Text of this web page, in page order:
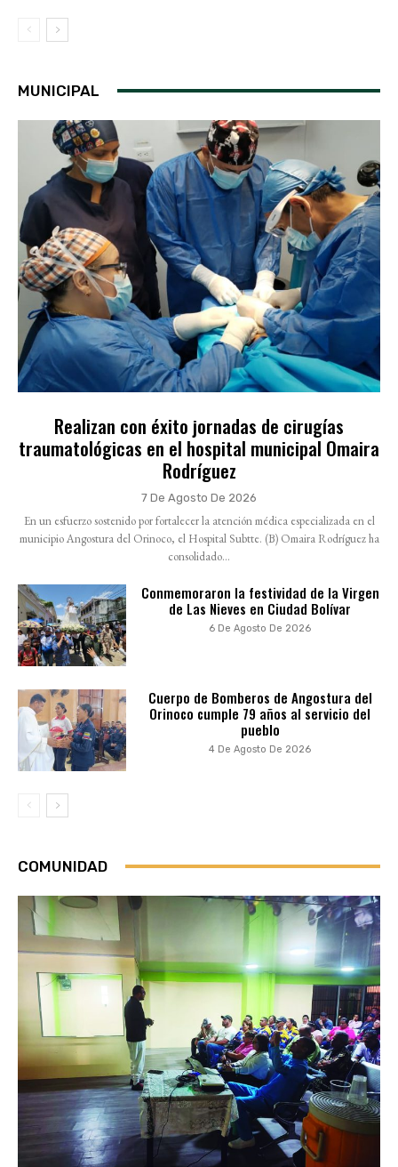
MUNICIPAL
Realizan con éxito jornadas de cirugías
traumatológicas en el hospital municipal Omaira
Rodríguez
7 De Agosto De 2026
En un esfuerzo sostenido por fortalecer la atención médica especializada en el
municipio Angostura del Orinoco, el Hospital Subtte. (B) Omaira Rodríguez ha
consolidado...
Conmemoraron la festividad de la Virgen
de Las Nieves en Ciudad Bolívar
6 De Agosto De 2026
Cuerpo de Bomberos de Angostura del
Orinoco cumple 79 años al servicio del
pueblo
4 De Agosto De 2026
COMUNIDAD